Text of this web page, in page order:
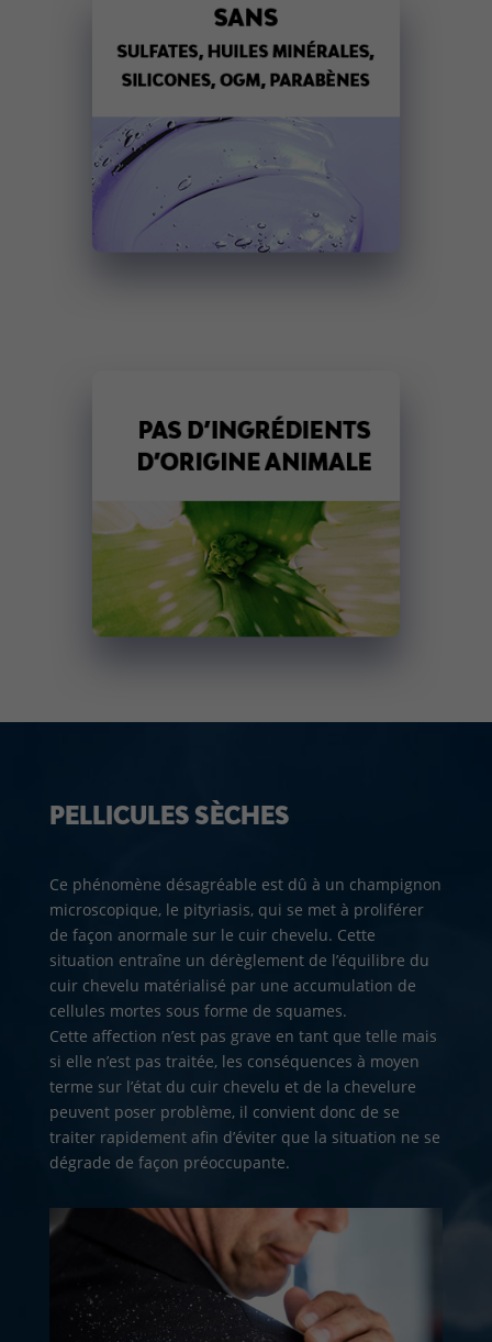
PELLICULES SÈCHES
Ce phénomène désagréable est dû à un champignon
microscopique, le pityriasis, qui se met à proliférer
de façon anormale sur le cuir chevelu. Cette
situation entraîne un dérèglement de l’équilibre du
cuir chevelu matérialisé par une accumulation de
cellules mortes sous forme de squames.
Cette affection n’est pas grave en tant que telle mais
si elle n’est pas traitée, les conséquences à moyen
terme sur l’état du cuir chevelu et de la chevelure
peuvent poser problème, il convient donc de se
traiter rapidement afin d’éviter que la situation ne se
dégrade de façon préoccupante.